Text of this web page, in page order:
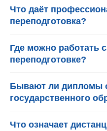
Что даёт
переподготовка?
Где можно работать
переподготовке?
Бывают ли дипломы
государственного
Что означает